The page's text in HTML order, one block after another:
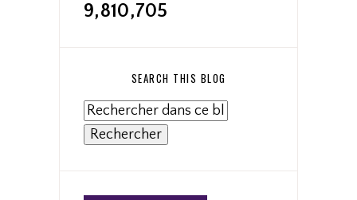
9,810,705
SEARCH THIS BLOG